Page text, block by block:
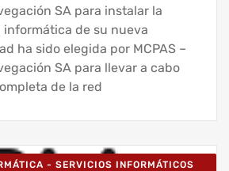
SA para instalar la
de su nueva
ha sido elegida por MCPAS –
SA para llevar a cabo
de la red
- SERVICIOS INFORMÁTICOS